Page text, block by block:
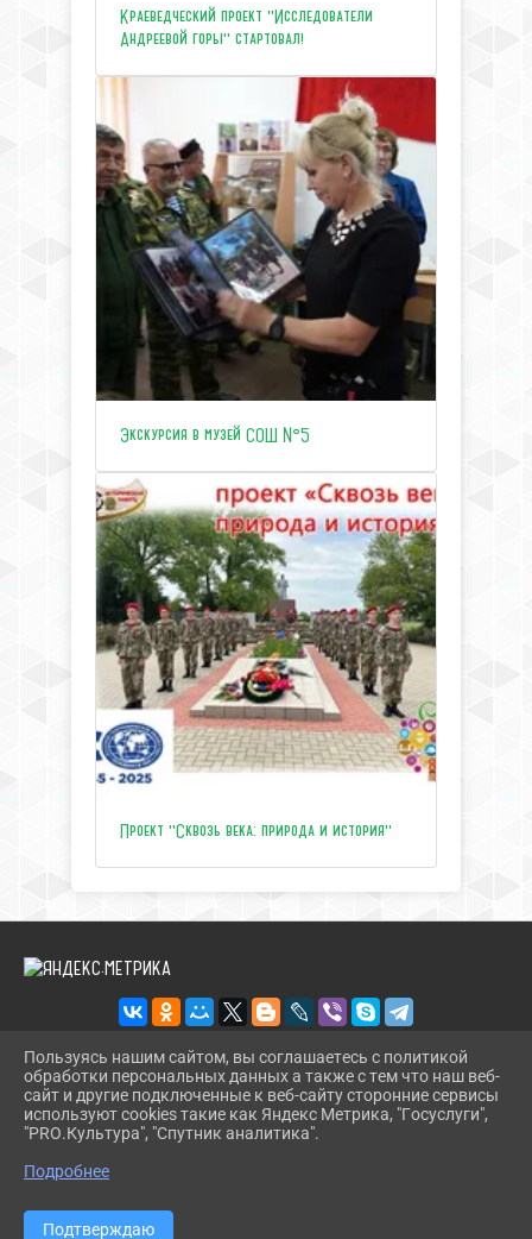
Краеведческий проект "Исследователи
Андреевой горы" стартовал!
Экскурсия в музей СОШ №5
Проект "Сквозь века: природа и история"
2026 Г. ЦЕНТРТУРИЗМАТЕМРЮК.РФ
ВХОД
КАРТА САЙТА
СДЕЛАНО НА KUBCMS
РАЗРАБОТКА И ПОДДЕРЖКА
Пользуясь нашим сайтом, вы соглашаетесь с политикой
обработки персональных данных а также с тем что наш веб-
сайт и другие подключенные к веб-сайту сторонние сервисы
используют cookies такие как Яндекс Метрика, "Госуслуги",
"PRO.Культура", "Спутник аналитика".
Подробнее
Подтверждаю